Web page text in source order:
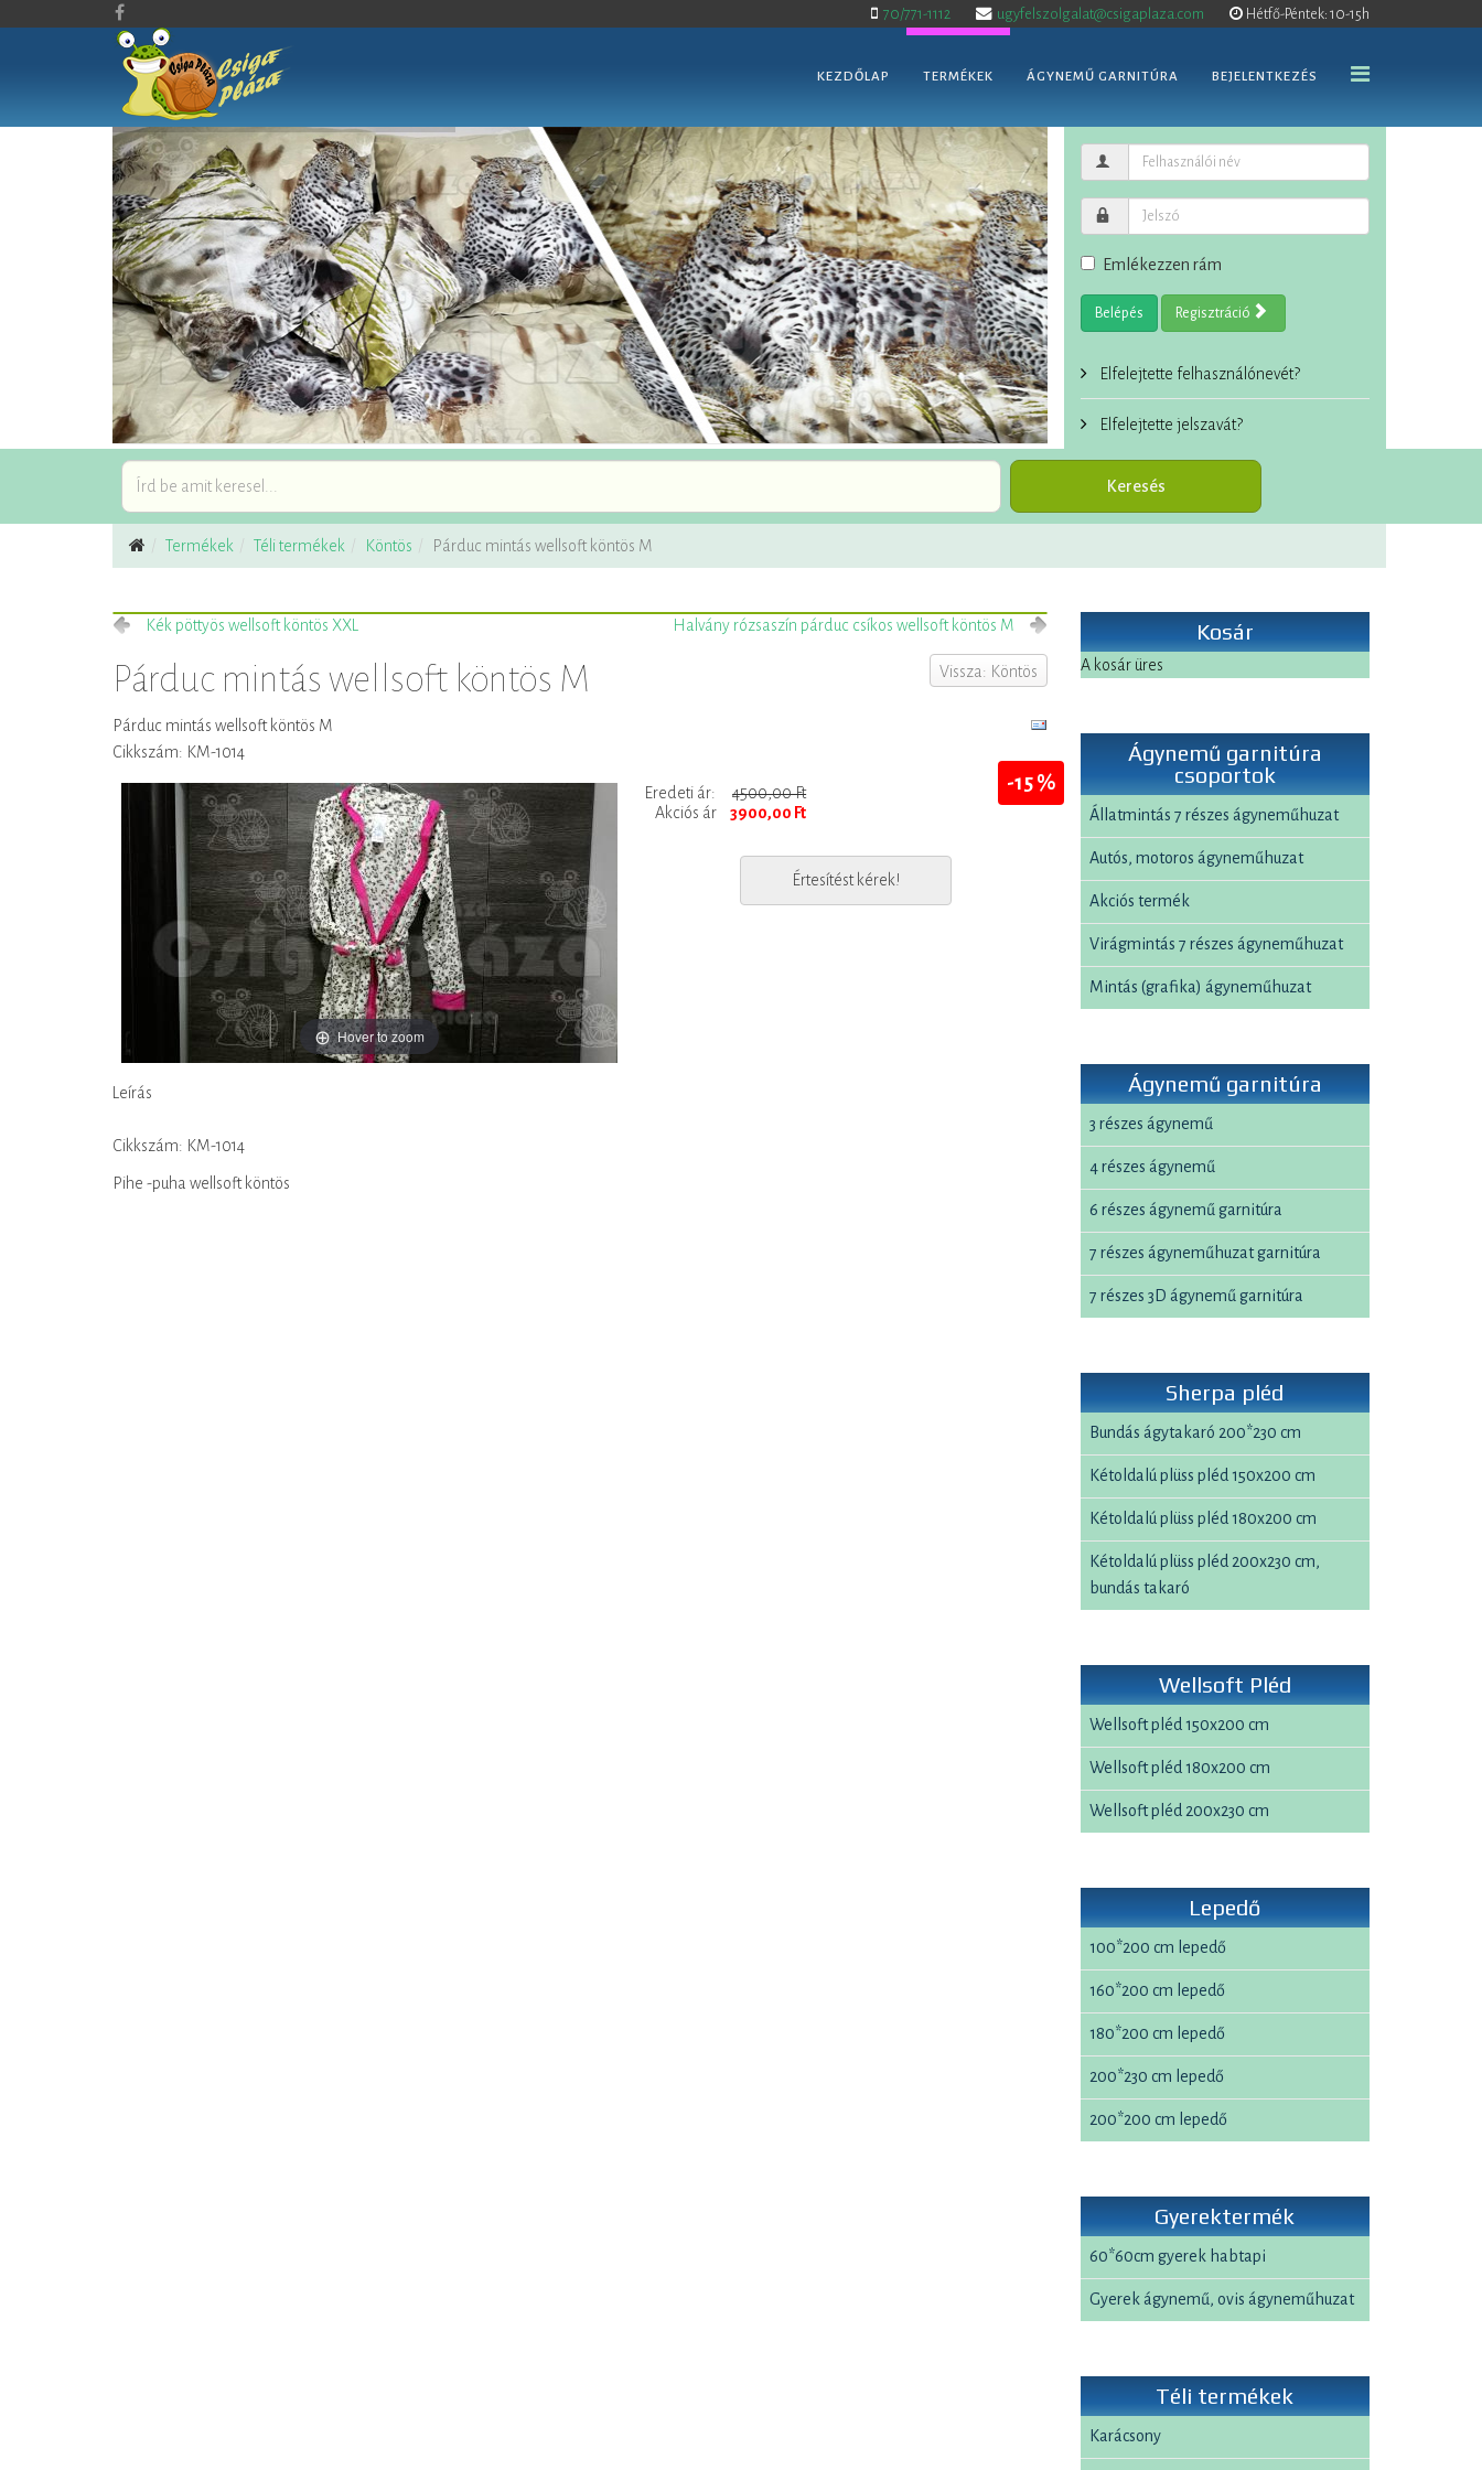
70/771-1112 ugyfelszolgalat@csigaplaza.com Hétfő-Péntek: 10-15h
KEZDŐLAP TERMÉKEK ÁGYNEMŰ GARNITÚRA BEJELENTKEZÉS
Emlékezzen rám
Belépés Regisztráció
Elfelejtette felhasználónevét?
Elfelejtette jelszavát?
Termékek Téli termékek Köntös Párduc mintás wellsoft köntös M
Kék pöttyös wellsoft köntös XXL Halvány rózsaszín párduc csíkos wellsoft köntös M
Vissza: Köntös
Párduc mintás wellsoft köntös M
Párduc mintás wellsoft köntös M
Cikkszám: KM-1014
Hover to zoom
-15 %
Eredeti ár:
4500,00 Ft
Akciós ár
3900,00 Ft
Értesítést kérek!
Leírás
Cikkszám: KM-1014
Pihe -puha wellsoft köntös
Kosár
A kosár üres
Ágynemű garnitúra
csoportok
Állatmintás 7 részes ágyneműhuzat
Autós, motoros ágyneműhuzat
Akciós termék
Virágmintás 7 részes ágyneműhuzat
Mintás (grafika) ágyneműhuzat
Ágynemű garnitúra
3 részes ágynemű
4 részes ágynemű
6 részes ágynemű garnitúra
7 részes ágyneműhuzat garnitúra
7 részes 3D ágynemű garnitúra
Sherpa pléd
Bundás ágytakaró 200*230 cm
Kétoldalú plüss pléd 150x200 cm
Kétoldalú plüss pléd 180x200 cm
Kétoldalú plüss pléd 200x230 cm,
bundás takaró
Wellsoft Pléd
Wellsoft pléd 150x200 cm
Wellsoft pléd 180x200 cm
Wellsoft pléd 200x230 cm
Lepedő
100*200 cm lepedő
160*200 cm lepedő
180*200 cm lepedő
200*230 cm lepedő
200*200 cm lepedő
Gyerektermék
60*60cm gyerek habtapi
Gyerek ágynemű, ovis ágyneműhuzat
Téli termékek
Karácsony